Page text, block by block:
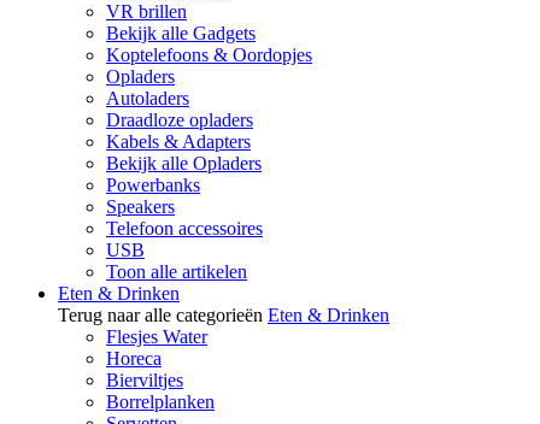
VR brillen
Bekijk alle Gadgets
Koptelefoons & Oordopjes
Opladers
Autoladers
Draadloze opladers
Kabels & Adapters
Bekijk alle Opladers
Powerbanks
Speakers
Telefoon accessoires
USB
Toon alle artikelen
Eten & Drinken
Terug naar alle categorieën Eten & Drinken
Flesjes Water
Horeca
Bierviltjes
Borrelplanken